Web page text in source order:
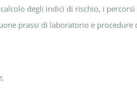
degli indici di rischio, i
prassi di laboratorio e procedure